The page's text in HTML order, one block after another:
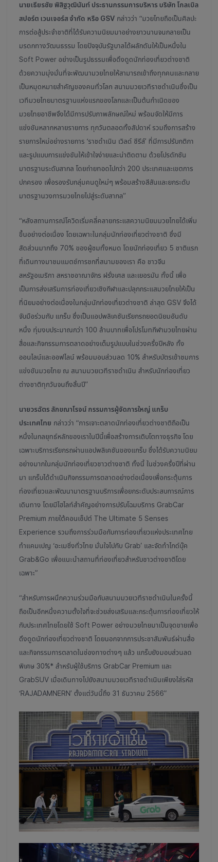
นายเธียรชัย พิสิฐวุฒินันท์ ประธานกรรมการบริหาร บริษัท โกลเบิล
สปอร์ต เวนเจอร์ส จำกัด หรือ GSV กล่าวว่า “มวยไทยถือเป็นศิลปะ
การต่อสู้ประจำชาติที่ได้รับความนิยมมาอย่างยาวนานจนกลายเป็น
มรดกทางวัฒนธรรม โดยปัจจุบันรัฐบาลได้ผลักดันให้เป็นหนึ่งใน
Soft Power อย่างเป็นรูปธรรมเพื่อดึงดูดนักท่องเที่ยวต่างชาติ
ด้วยความมุ่งมั่นที่จะพัฒนามวยไทยให้สามารถเข้าถึงทุกคนและกลาย
เป็นหมุดหมายสำคัญของคนทั่วโลก สนามมวยเวทีราชดำเนินซึ่งเป็น
เวทีมวยไทยมาตรฐานแห่งแรกของโลกและเป็นต้นกำเนิดของ
มวยไทยอาชีพจึงได้มีการปรับภาพลักษณ์ใหม่ พร้อมจัดให้มีการ
แข่งขันหลากหลายรายการ ทุกวันตลอดทั้งสัปดาห์ รวมถึงการสร้าง
รายการใหม่อย่างรายการ ‘ราชดำเนิน เวิลด์ ซีรีส์’ ที่มีการปรับกติกา
และรูปแบบการแข่งขันให้เข้าใจง่ายและน่าติดตาม ด้วยโปรดักชัน
มาตรฐานระดับสากล โดยถ่ายทอดไปกว่า 200 ประเทศและเขตการ
ปกครอง เพื่อรองรับกลุ่มคนดูใหม่ๆ พร้อมสร้างสีสันและยกระดับ
มาตรฐานวงการมวยไทยไปสู่ระดับสากล”
“หลังสถานการณ์โควิดเริ่มคลี่คลายกระแสความนิยมมวยไทยได้เพิ่ม
ขึ้นอย่างต่อเนื่อง โดยเฉพาะในกลุ่มนักท่องเที่ยวต่างชาติ ซึ่งมี
สัดส่วนมากถึง 70% ของผู้ชมทั้งหมด โดยนักท่องเที่ยว 5 ชาติแรก
ที่เดินทางมาชมแมตช์การชกที่สนามของเรา คือ ชาวจีน
สหรัฐอเมริกา สหราชอาณาจักร ฝรั่งเศส และเยอรมัน ทั้งนี้ เพื่อ
เป็นการส่งเสริมการท่องเที่ยวเชิงกีฬาและปลุกกระแสมวยไทยให้เป็น
ที่นิยมอย่างต่อเนื่องในกลุ่มนักท่องเที่ยวต่างชาติ ล่าสุด GSV จึงได้
จับมือร่วมกับ แกร็บ ซึ่งเป็นแอปพลิเคชันเรียกรถยอดนิยมอันดับ
หนึ่ง ทุ่มงบประมาณกว่า 100 ล้านบาทเพื่อโปรโมทกีฬามวยไทยผ่าน
สื่อและกิจกรรมการตลาดอย่างเต็มรูปแบบในช่วงครึ่งปีหลัง ทั้ง
ออนไลน์และออฟไลน์ พร้อมมอบส่วนลด 10% สำหรับบัตรเข้าชมการ
แข่งขันมวยไทย ณ สนามมวยเวทีราชดำเนิน สำหรับนักท่องเที่ยว
ต่างชาติทุกวันจนถึงสิ้นปี”
นายวรฉัตร ลักขณาโรจน์ กรรมการผู้จัดการใหญ่ แกร็บ
ประเทศไทย กล่าวว่า “การเจาะตลาดนักท่องเที่ยวต่างชาติถือเป็น
หนึ่งในกลยุทธ์หลักของเราในปีนี้เพื่อสร้างการเติบโตทางธุรกิจ โดย
เฉพาะบริการเรียกรถผ่านแอปพลิเคชันของแกร็บ ซึ่งได้รับความนิยม
อย่างมากในกลุ่มนักท่องเที่ยวชาวต่างชาติ ทั้งนี้ ในช่วงครึ่งปีที่ผ่าน
มา แกร็บได้ดำเนินกิจกรรมการตลาดอย่างต่อเนื่องเพื่อกระตุ้นการ
ท่องเที่ยวและพัฒนามาตรฐานบริการเพื่อยกระดับประสบการณ์การ
เดินทาง โดยมีไฮไลท์สำคัญอย่างการปรับโฉมบริการ GrabCar
Premium ภายใต้คอนเซ็ปต์ The Ultimate 5 Senses
Experience รวมถึงการร่วมมือกับการท่องเที่ยวแห่งประเทศไทย
ทำแคมเปญ ‘อะเมซิ่งทั่วไทย มั่นใจไปกับ Grab’ และจัดทำไกด์บุ๊ค
Grab&Go เพื่อแนะนำสถานที่ท่องเที่ยวสำหรับชาวต่างชาติโดย
เฉพาะ”
“สำหรับการผนึกความร่วมมือกับสนามมวยเวทีราชดำเนินในครั้งนี้
ถือเป็นอีกหนึ่งความตั้งใจที่จะช่วยส่งเสริมและกระตุ้นการท่องเที่ยวให้
กับประเทศไทยโดยใช้ Soft Power อย่างมวยไทยมาเป็นจุดขายเพื่อ
ดึงดูดนักท่องเที่ยวต่างชาติ โดยนอกจากการประชาสัมพันธ์ผ่านสื่อ
และกิจกรรมการตลาดในช่องทางต่างๆ แล้ว แกร็บยังมอบส่วนลด
พิเศษ 30%* สำหรับผู้ใช้บริการ GrabCar Premium และ
GrabSUV เมื่อเดินทางไปยังสนามมวยเวทีราชดำเนินเพียงใส่รหัส
‘RAJADAMNERN’ ตั้งแต่วันนี้ถึง 31 ธันวาคม 2566”